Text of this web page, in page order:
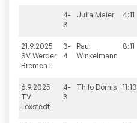
4-
3
Julia Maier 4:11
21.9.2025
SV Werder
Bremen II
3-
4
Paul
Winkelmann
8:11
6.9.2025
TV
Loxstedt
4-
3
Thilo Dornis 11:13